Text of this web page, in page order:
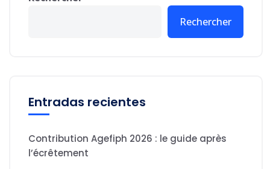
Rechercher
Entradas recientes
Contribution Agefiph 2026 : le guide après
l’écrêtement